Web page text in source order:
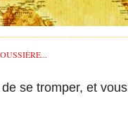
se tromper, et